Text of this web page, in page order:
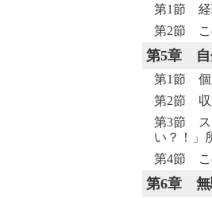
第1節 経
第2節 こ
第5章
第1節 個
第2節 収
第3節 ス
い？！」
第4節 こ
第6章